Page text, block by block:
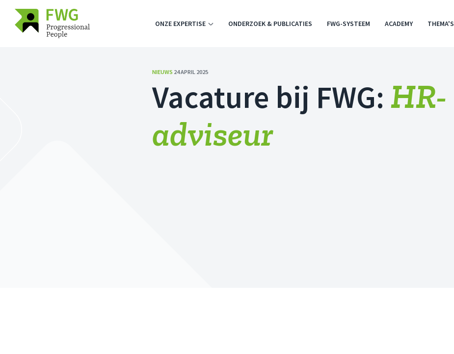
ONZE EXPERTISE ONDERZOEK & PUBLICATIES FWG-SYSTEEM ACADEMY THEMA'S
NIEUWS 24 APRIL 2025
Vacature bij FWG:HR-
adviseur